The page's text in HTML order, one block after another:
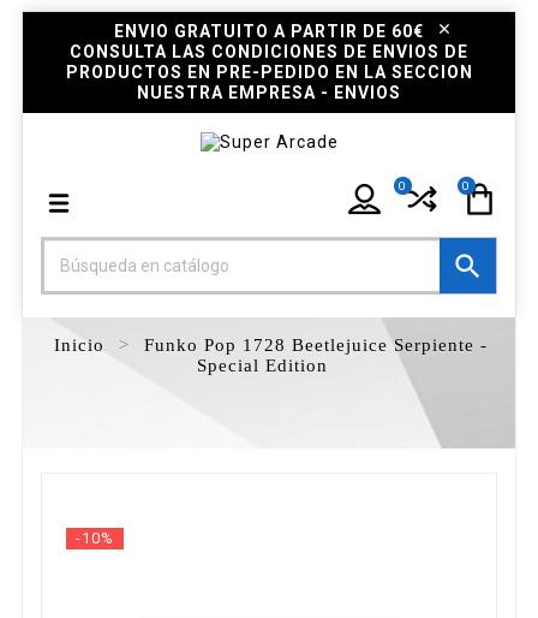
ENVIO GRATUITO A PARTIR DE 60€
CONSULTA LAS CONDICIONES DE ENVIOS DE
PRODUCTOS EN PRE-PEDIDO EN LA SECCION
NUESTRA EMPRESA - ENVIOS
0
0

Inicio
Funko Pop 1728 Beetlejuice Serpiente -
Special Edition
-10%